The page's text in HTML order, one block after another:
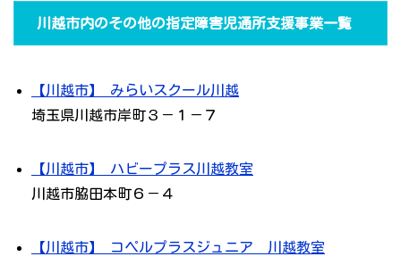
川越市内のその他の指定障害児通所支援事業一覧
【川越市】 みらいスクール川越
埼玉県川越市岸町３－１－７
【川越市】 ハビープラス川越教室
川越市脇田本町６－４
【川越市】 コペルプラスジュニア 川越教室